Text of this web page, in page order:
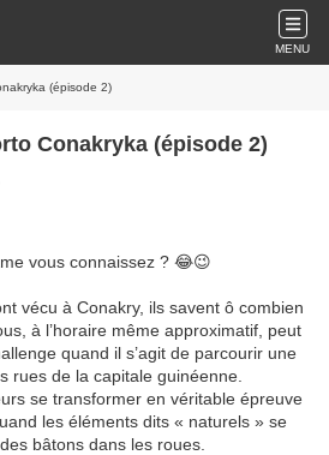
MENU
(épisode 2)
Conakryka (épisode 2)
vous connaissez ? 😂😉
vécu à Conakry, ils savent ô combien
à l’horaire même approximatif, peut
quand il s’agit de parcourir une
rues de la capitale guinéenne.
se transformer en véritable épreuve
les éléments dits « naturels » se
bâtons dans les roues.